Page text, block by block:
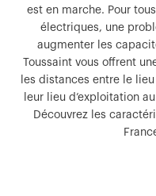
est en marche. Pour
électriques, une
augmenter les
Toussaint vous offrent
les distances entre le
leur lieu d’exploitation
Découvrez les